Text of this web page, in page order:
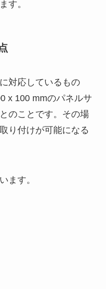
す。
対応しているもの
x 100 mmのパネルサ
のことです。その場
り付けが可能になる
ます。